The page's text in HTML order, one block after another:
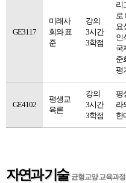
GE3117
미래사
회와 표
준
강의
3시간
3학점
리
로
요
인
국
준
평
GE4102
평생교
육론
강의
3시간
3학점
평
라
한
자연과 기술 균형교양 교육과